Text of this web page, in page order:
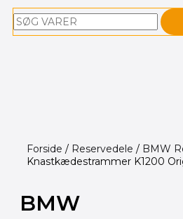
Søg
Forside / Reservedele / BMW
Knastkædestrammer K1200
BMW